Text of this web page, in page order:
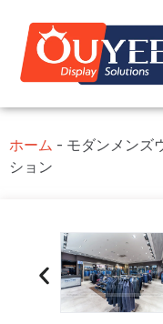
ホーム - モダンメンズ
ション